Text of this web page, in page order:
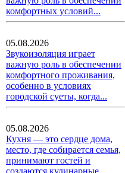
комфортных условий...
05.08.2026
Звукоизоляция играет
важную роль в обеспечении
комфортного проживания,
особенно в условиях
городской суеты, когда...
05.08.2026
Кухня — это сердце дома,
место, где собирается семья,
принимают гостей и
создаются кулинарные